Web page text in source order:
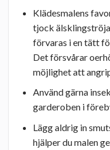
Klädesmalens
tjock
förvaras i en tätt
Det försvårar
möjlighet att
Använd gärna
garderoben i
Lägg aldrig in
hjälper du malen